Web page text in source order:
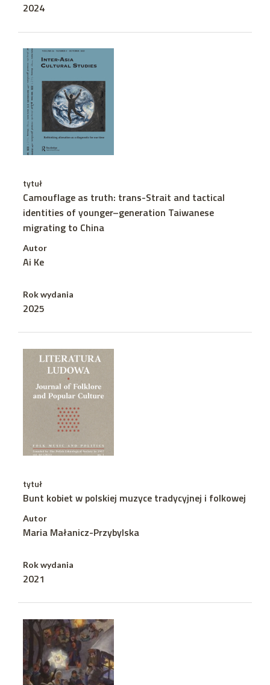
2024
tytuł
Camouflage as truth: trans-Strait and tactical
identities of younger–generation Taiwanese
migrating to China
Autor
Ai Ke
Rok wydania
2025
tytuł
Bunt kobiet w polskiej muzyce tradycyjnej i folkowej
Autor
Maria Małanicz-Przybylska
Rok wydania
2021